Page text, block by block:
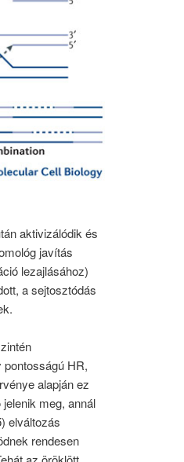
aktivizálódik és
javítás
lezajlásához)
a sejtosztódás
pontosságú HR,
alapján ez
meg, annál
elváltozás
rendesen